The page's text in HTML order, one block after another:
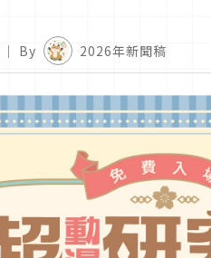
｜ By 2026年新聞稿